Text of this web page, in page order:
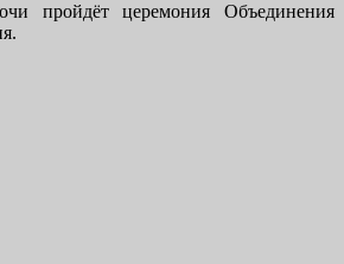
пройдёт церемония Объединения